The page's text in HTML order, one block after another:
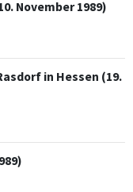
November 1989)
in Hessen (19.